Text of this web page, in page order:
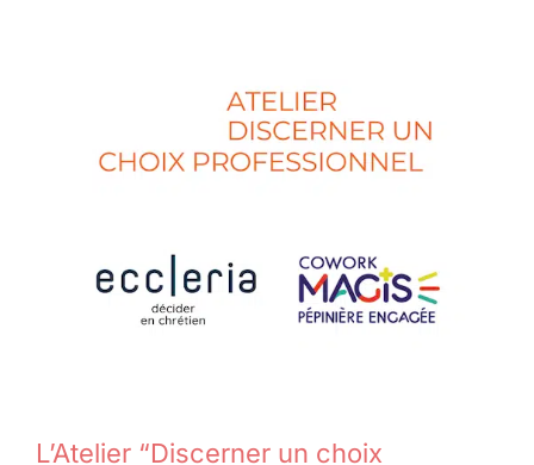
L’Atelier “Discerner un choix